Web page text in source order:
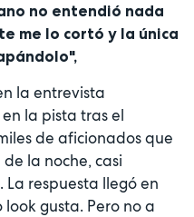
no entendió nada
me lo cortó y la única
la entrevista
la pista tras el
de aficionados que
la noche, casi
respuesta llegó en
gusta. Pero no a